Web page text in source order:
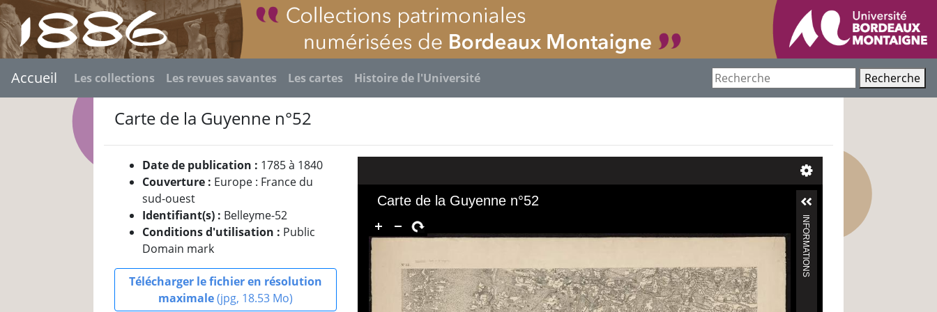
Accueil Les collections Les revues savantes Les cartes Histoire de l'Université Recherche
Carte de la Guyenne n°52
Date de publication : 1785 à 1840
Couverture : Europe : France du
sud-ouest
Identifiant(s) : Belleyme-52
Conditions d'utilisation : Public
Domain mark
Télécharger le fichier en résolution
maximale(jpg, 18.53 Mo)